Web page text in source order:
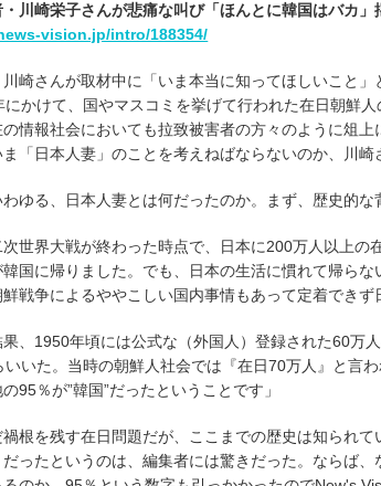
・川崎栄子さんが悲痛な叫び「ほんとに韓国はバカ
vision.jp/intro/188354/
川崎さんが取材中に「いま本当に知ってほしいこと
にかけて、国やマスコミを挙げて行われた在日朝鮮
の情報社会においても拉致被害者の方々のように俎
「日本人妻」のことを考えねばならないのか、川崎
わゆる、日本人妻とは何だったのか。まず、歴史的な
次世界大戦が終わった時点で、日本に200万人以上
国に帰りました。でも、日本の生活に慣れて帰ら
戦争によるややこしい国内事情もあって定着できず
果、1950年頃には公式な（外国人）登録された60万
いいた。当時の朝鮮人社会では『在日70万人』と言
95％が”韓国”だったということです」
禍根を残す在日問題だが、ここまでの歴史は知られ
だったというのは、編集者には驚きだった。ならば